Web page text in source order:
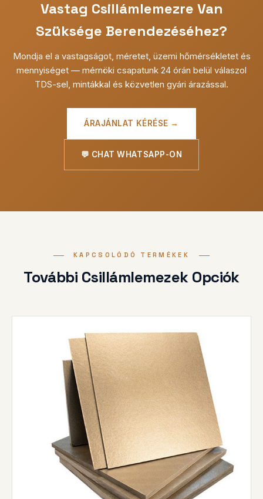
Vastag Csillámlemezre Van
Szüksége Berendezéséhez?
Mondja el a vastagságot, méretet, üzemi hőmérsékletet és
mennyiséget — mérnöki csapatunk 24 órán belül válaszol
TDS-sel, mintákkal és közvetlen gyári árazással.
ÁRAJÁNLAT KÉRÉSE →
💬 CHAT WHATSAPP-ON
KAPCSOLÓDÓ TERMÉKEK
További Csillámlemezek Opciók